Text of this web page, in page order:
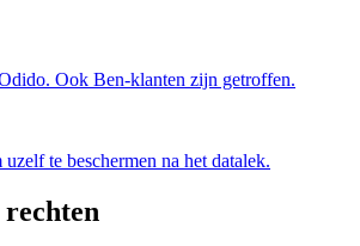
Ook Ben-klanten zijn getroffen.
te beschermen na het datalek.